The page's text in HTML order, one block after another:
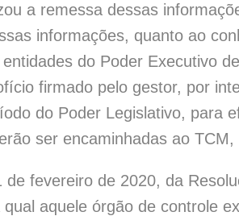
a remessa dessas
informações, quanto ao
do Poder Executivo
firmado pelo gestor, por
do Poder Legislativo, para
ser encaminhadas ao TCM,
fevereiro de 2020, da
aquele órgão de controle